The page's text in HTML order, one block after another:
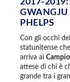
2017-2019:
GWANGJU
PHELPS
Con gli occhi
statunitense
arriva ai
attese di chi è
grande tra i